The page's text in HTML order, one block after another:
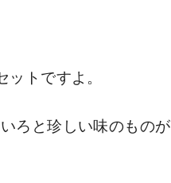
トですよ。
ろと珍しい味のものが